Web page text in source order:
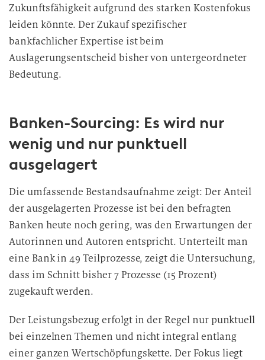
Zukunftsfähigkeit aufgrund des starken Kostenfokus
leiden könnte. Der Zukauf spezifischer
bankfachlicher Expertise ist beim
Auslagerungsentscheid bisher von untergeordneter
Bedeutung.
Banken-Sourcing: Es wird nur
wenig und nur punktuell
ausgelagert
Die umfassende Bestandsaufnahme zeigt: Der Anteil
der ausgelagerten Prozesse ist bei den befragten
Banken heute noch gering, was den Erwartungen der
Autorinnen und Autoren entspricht. Unterteilt man
eine Bank in 49 Teilprozesse, zeigt die Untersuchung,
dass im Schnitt bisher 7 Prozesse (15 Prozent)
zugekauft werden.
Der Leistungsbezug erfolgt in der Regel nur punktuell
bei einzelnen Themen und nicht integral entlang
einer ganzen Wertschöpfungskette. Der Fokus liegt